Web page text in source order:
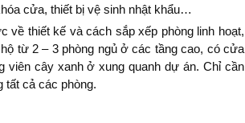
cửa, thiết bị vệ sinh nhật khẩu…
về thiết kế và cách sắp xếp phòng linh hoạt,
từ 2 – 3 phòng ngủ ở các tầng cao, có cửa
viên cây xanh ở xung quanh dự án. Chỉ cần
tất cả các phòng.